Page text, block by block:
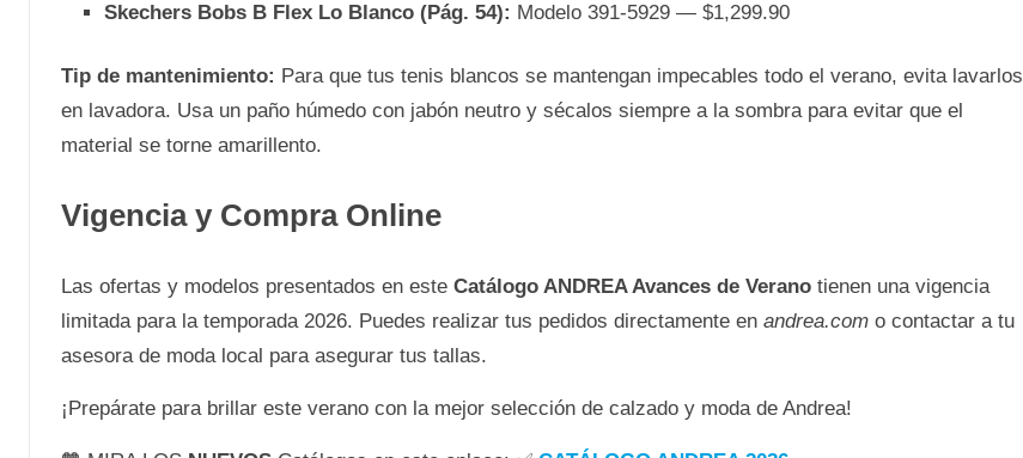
Skechers Bobs B Flex Lo Blanco (Pág. 54): Modelo 391-5929 — $1,299.90
Tip de mantenimiento: Para que tus tenis blancos se mantengan impecables todo el verano, evita lavarlos
en lavadora. Usa un paño húmedo con jabón neutro y sécalos siempre a la sombra para evitar que el
material se torne amarillento.
Vigencia y Compra Online
Las ofertas y modelos presentados en este Catálogo ANDREA Avances de Veranotienen una vigencia
limitada para la temporada 2026. Puedes realizar tus pedidos directamente en andrea.como contactar a tu
asesora de moda local para asegurar tus tallas.
¡Prepárate para brillar este verano con la mejor selección de calzado y moda de Andrea!